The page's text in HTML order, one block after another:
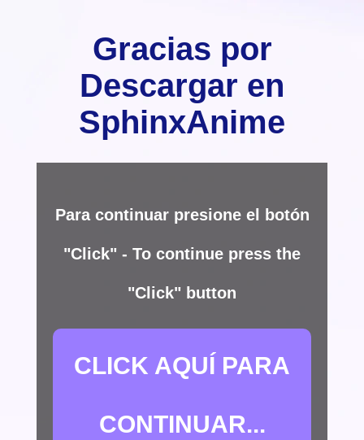
Gracias por
Descargar en
SphinxAnime
Para continuar presione el botón
"Click" - To continue press the
"Click" button
CLICK AQUÍ PARA
CONTINUAR...